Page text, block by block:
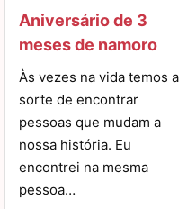
Aniversário de 3
meses de namoro
Às vezes na vida temos a
sorte de encontrar
pessoas que mudam a
nossa história. Eu
encontrei na mesma
pessoa…